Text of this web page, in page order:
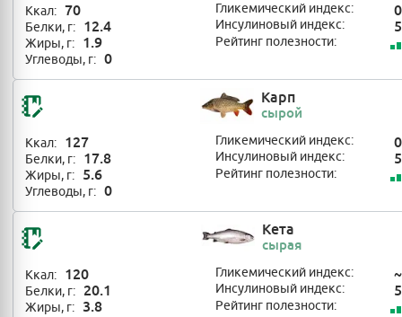
Ккал: 70
Белки, г: 12.4
Жиры, г: 1.9
Углеводы, г: 0
Гликемический индекс: 0
Инсулиновый индекс:
Рейтинг полезности:
Карп
сырой
Ккал: 127
Белки, г: 17.8
Жиры, г: 5.6
Углеводы, г: 0
Гликемический индекс: 0
Инсулиновый индекс:
Рейтинг полезности:
Кета
сырая
Ккал: 120
Белки, г: 20.1
Жиры, г: 3.8
Гликемический индекс: ~
Инсулиновый индекс:
Рейтинг полезности: